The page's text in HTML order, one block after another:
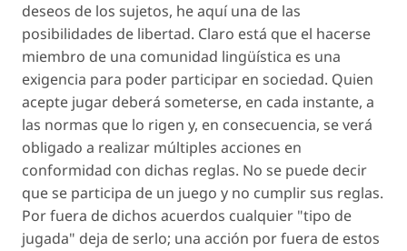
deseos de los sujetos, he aquí una de las
posibilidades de libertad. Claro está que el hacerse
miembro de una comunidad lingüística es una
exigencia para poder participar en sociedad. Quien
acepte jugar deberá someterse, en cada instante, a
las normas que lo rigen y, en consecuencia, se verá
obligado a realizar múltiples acciones en
conformidad con dichas reglas. No se puede decir
que se participa de un juego y no cumplir sus reglas.
Por fuera de dichos acuerdos cualquier "tipo de
jugada" deja de serlo; una acción por fuera de estos